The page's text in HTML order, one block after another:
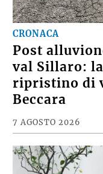
CRONACA
Post
val Sillaro:
ripristino di
Beccara
7 AGOSTO 2026